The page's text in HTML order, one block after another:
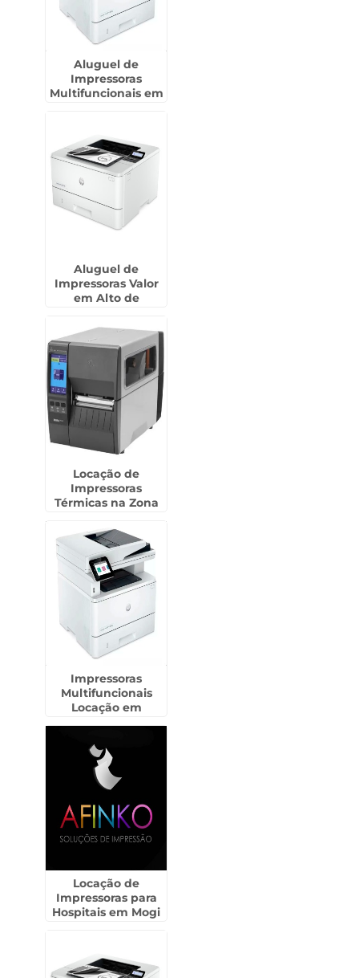
Aluguel de
Impressoras
Multifuncionais em
Aluguel de
Impressoras Valor
em Alto de
Locação de
Impressoras
Térmicas na Zona
Impressoras
Multifuncionais
Locação em
Locação de
Impressoras para
Hospitais em Mogi